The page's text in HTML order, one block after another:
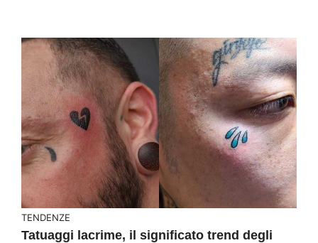
TENDENZE
Tatuaggi lacrime, il significato trend degli